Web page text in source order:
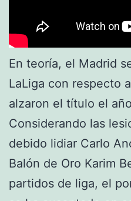
En teoría, el Madrid
LaLiga con respecto
alzaron el título el
Considerando las
debido lidiar Carlo
Balón de Oro Karim
partidos de liga, el